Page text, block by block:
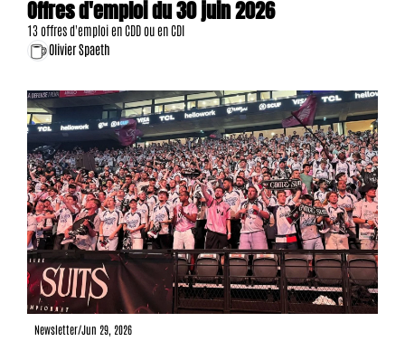
Offres d'emploi du 30 juin 2026
13 offres d'emploi en CDD ou en CDI
Olivier Spaeth
Newsletter/Jun 29, 2026